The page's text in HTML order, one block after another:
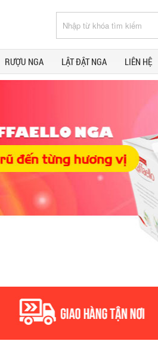
RƯỢU NGA LẬT ĐẬT NGA LIÊN HỆ